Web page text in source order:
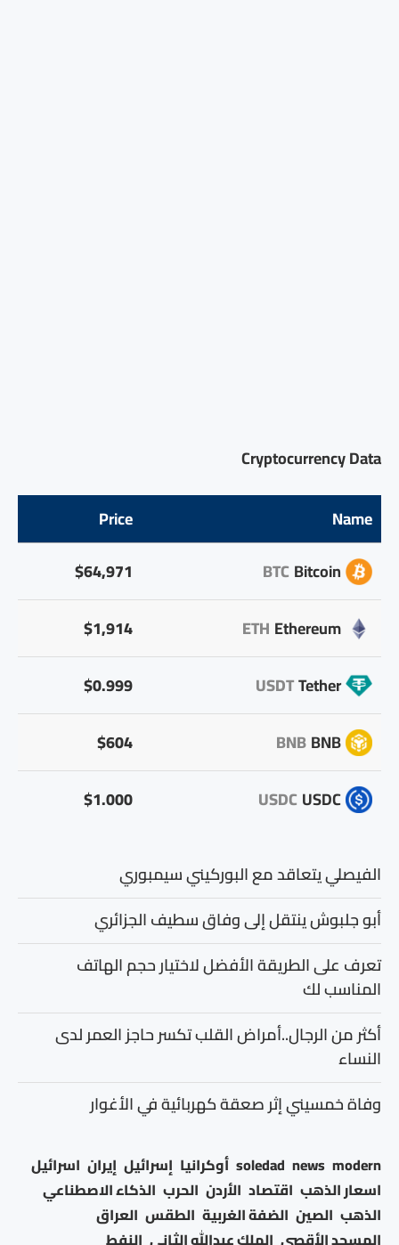
Cryptocurrency Data
Name
Price
Bitcoin
BTC
$64,971
Ethereum
ETH
$1,914
Tether
USDT
$0.999
BNB
BNB
$604
USDC
USDC
$1.000
الفيصلي يتعاقد مع البوركيني سيمبوري
أبو جلبوش ينتقل إلى وفاق سطيف الجزائري
تعرف على الطريقة الأفضل لاختيار حجم الهاتف
المناسب لك
أكثر من الرجال..أمراض القلب تكسر حاجز العمر لدى
النساء
وفاة خمسيني إثر صعقة كهربائية في الأغوار
modern
news
soledad أوكرانيا إسرائيل إيران اسرائيل
اسعار الذهب اقتصاد الأردن الحرب الذكاء الاصطناعي
الذهب الصين الضفة الغربية الطقس العراق